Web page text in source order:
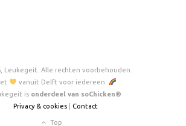
Leukegeit. Alle rechten voorbehouden.
vanuit Delft voor iedereen.
is onderdeel van soChicken®
Privacy & cookies| Contact
Top